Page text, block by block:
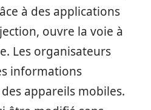
à des applications
ouvre la voie à
Les organisateurs
informations
appareils mobiles.